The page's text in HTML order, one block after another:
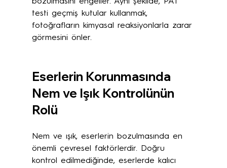
testi geçmiş kutular kullanmak,
fotoğrafların kimyasal reaksiyonlarla zarar
görmesini önler.
Eserlerin Korunmasında
Nem ve Işık Kontrolünün
Rolü
Nem ve ışık, eserlerin bozulmasında en
önemli çevresel faktörlerdir. Doğru
kontrol edilmediğinde, eserlerde kalıcı